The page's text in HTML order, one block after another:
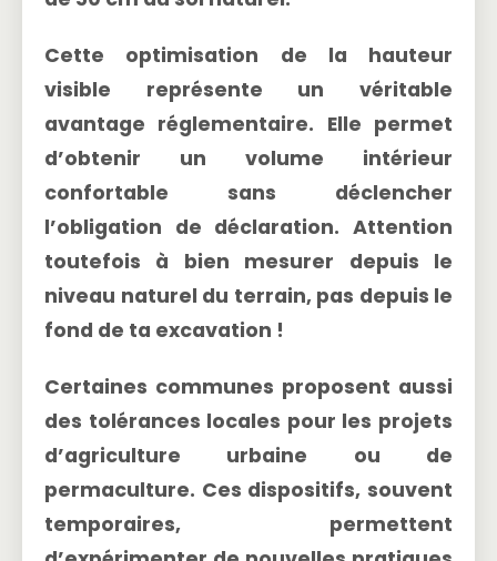
Cette optimisation de la hauteur
visible représente un véritable
avantage réglementaire. Elle permet
d’obtenir un volume intérieur
confortable sans déclencher
l’obligation de déclaration. Attention
toutefois à bien mesurer depuis le
niveau naturel du terrain, pas depuis le
fond de ta excavation !
Certaines communes proposent aussi
des tolérances locales pour les projets
d’agriculture urbaine ou de
permaculture. Ces dispositifs, souvent
temporaires, permettent